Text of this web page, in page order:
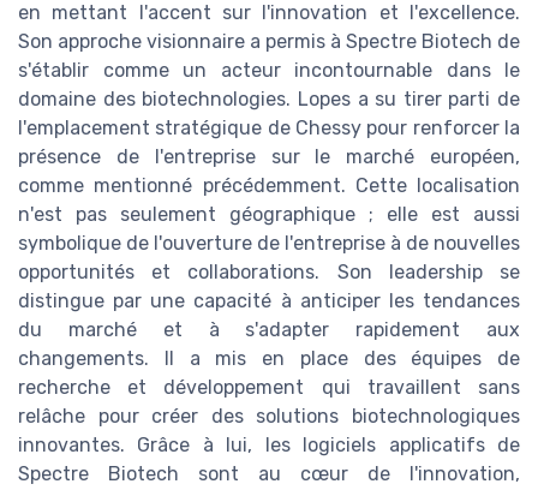
en mettant l'accent sur l'innovation et l'excellence.
Son approche visionnaire a permis à Spectre Biotech de
s'établir comme un acteur incontournable dans le
domaine des biotechnologies. Lopes a su tirer parti de
l'emplacement stratégique de Chessy pour renforcer la
présence de l'entreprise sur le marché européen,
comme mentionné précédemment. Cette localisation
n'est pas seulement géographique ; elle est aussi
symbolique de l'ouverture de l'entreprise à de nouvelles
opportunités et collaborations. Son leadership se
distingue par une capacité à anticiper les tendances
du marché et à s'adapter rapidement aux
changements. Il a mis en place des équipes de
recherche et développement qui travaillent sans
relâche pour créer des solutions biotechnologiques
innovantes. Grâce à lui, les logiciels applicatifs de
Spectre Biotech sont au cœur de l'innovation,